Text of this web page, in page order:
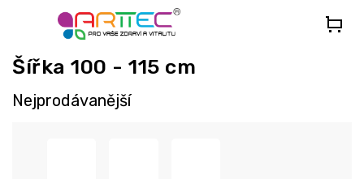
Šířka 100 - 115 cm
Nejprodávanější